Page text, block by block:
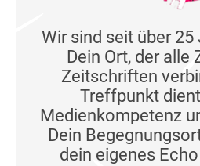
Wir sind seit über 25
Dein Ort, der alle
Zeitschriften
Treffpunkt
Medienkompetenz
Dein
dein eigenes